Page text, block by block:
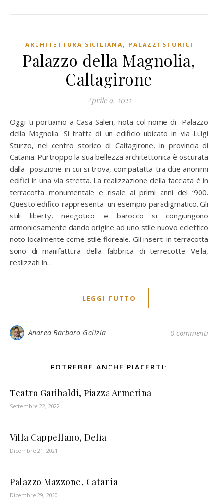
ARCHITETTURA SICILIANA, PALAZZI STORICI
Palazzo della Magnolia,
Caltagirone
Aprile 9, 2022
Oggi ti portiamo a Casa Saleri, nota col nome di Palazzo
della Magnolia. Si tratta di un edificio ubicato in via Luigi
Sturzo, nel centro storico di Caltagirone, in provincia di
Catania. Purtroppo la sua bellezza architettonica è oscurata
dalla posizione in cui si trova, compatatta tra due anonimi
edifici in una via stretta. La realizzazione della facciata è in
terracotta monumentale e risale ai primi anni del ‘900.
Questo edifico rappresenta un esempio paradigmatico. Gli
stili liberty, neogotico e barocco si congiungono
armoniosamente dando origine ad uno stile nuovo eclettico
noto localmente come stile floreale. Gli inserti in terracotta
sono di manifattura della fabbrica di terrecotte Vella,
realizzati in…
LEGGI TUTTO
Andrea Barbaro Galizia 0 commenti
POTREBBE ANCHE PIACERTI:
Teatro Garibaldi, Piazza Armerina
Settembre 22, 2022
Villa Cappellano, Delia
Dicembre 21, 2021
Palazzo Mazzone, Catania
Dicembre 29, 2020